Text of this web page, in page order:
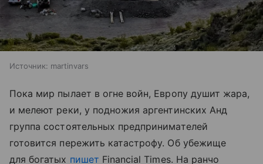
Источник: martinvars
Пока мир пылает в огне войн, Европу душит жара,
и мелеют реки, у подножия аргентинских Анд
группа состоятельных предпринимателей
готовится пережить катастрофу. Об убежище
для богатых пишет Financial Times. На ранчо